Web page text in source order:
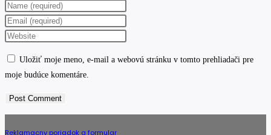
Enter
your
name
comment
Enter
your
comment
Enter
URL
(optional)
Uložiť moje meno, e-mail a webovú stránku v tomto prehliadači pre
moje budúce komentáre.
Reklamacny poriadok a formular